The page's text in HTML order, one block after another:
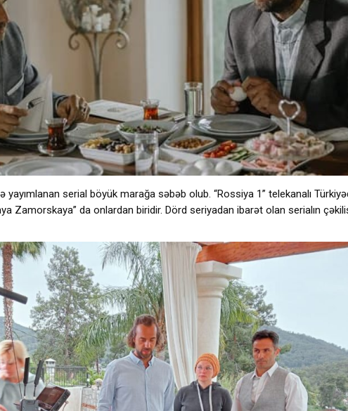
yayımlanan serial böyük marağa səbəb olub. “Rossiya 1” telekanalı
Zamorskaya” da onlardan biridir. Dörd seriyadan ibarət olan serialın